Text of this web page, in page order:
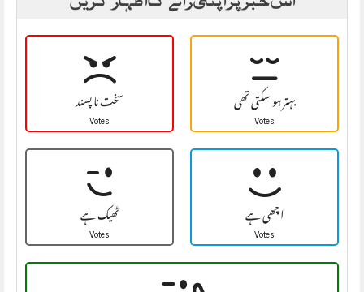
سخت نا پسند
Votes بہتر ہو سکتی تھی
Votes
ٹھیک ہے
Votes اچھی ہے
Votes